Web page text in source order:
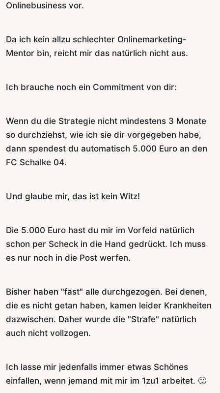
Onlinebusiness vor.
Da ich kein allzu schlechter Onlinemarketing-
Mentor bin, reicht mir das natürlich nicht aus.
Ich brauche noch ein Commitment von dir:
Wenn du die Strategie nicht mindestens 3 Monate
so durchziehst, wie ich sie dir vorgegeben habe,
dann spendest du automatisch 5.000 Euro an den
FC Schalke 04.
Und glaube mir, das ist kein Witz!
Die 5.000 Euro hast du mir im Vorfeld natürlich
schon per Scheck in die Hand gedrückt. Ich muss
es nur noch in die Post werfen.
Bisher haben "fast" alle durchgezogen. Bei denen,
die es nicht getan haben, kamen leider Krankheiten
dazwischen. Daher wurde die "Strafe" natürlich
auch nicht vollzogen.
Ich lasse mir jedenfalls immer etwas Schönes
einfallen, wenn jemand mit mir im 1zu1 arbeitet. 🙂